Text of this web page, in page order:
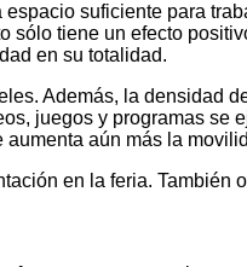
suficiente para
sólo tiene un efecto
en su totalidad.
Además, la densidad
juegos y programas
aumenta aún más la
en la feria. También